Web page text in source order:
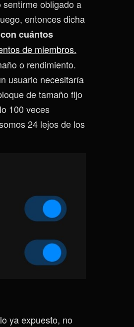
obligado a
entonces dicha
cuántos
de miembros.
o rendimiento.
usuario necesitaría
de tamaño fijo
100 veces
24 lejos de los
ya expuesto, no